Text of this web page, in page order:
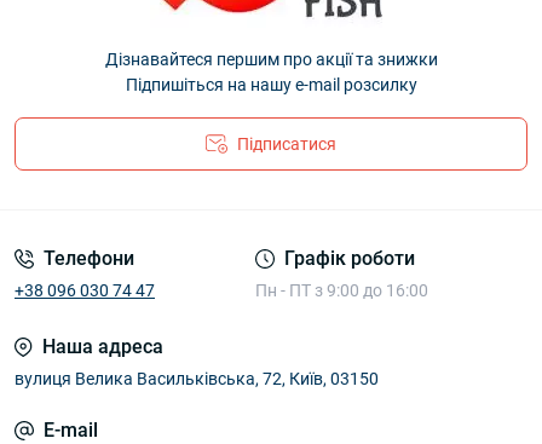
Дізнавайтеся першим про акції та знижки
Підпишіться на нашу e-mail розсилку
Підписатися
Телефони
+38 096 030 74 47
Графік роботи
Пн - ПТ з 9:00 до 16:00
Наша адреса
вулиця Велика Васильківська, 72, Київ, 03150
E-mail